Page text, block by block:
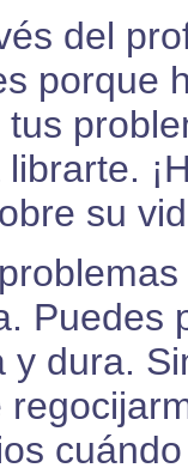
del
porque
su
Puedes
y dura.